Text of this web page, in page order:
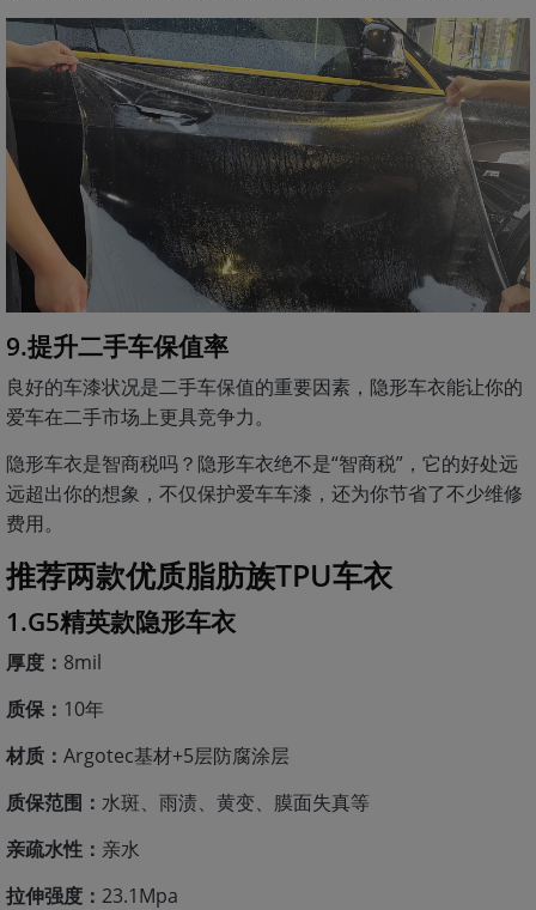
9.提升二手车保值率
良好的车漆状况是二手车保值的重要因素，隐形车衣能让你的
爱车在二手市场上更具竞争力。
隐形车衣是智商税吗？隐形车衣绝不是“智商税”，它的好处远
远超出你的想象，不仅保护爱车车漆，还为你节省了不少维修
费用。
推荐两款优质脂肪族TPU车衣
1.G5精英款隐形车衣
厚度： 8mil
质保： 10年
材质： Argotec基材+5层防腐涂层
质保范围： 水斑、雨渍、黄变、膜面失真等
亲疏水性： 亲水
拉伸强度： 23.1Mpa